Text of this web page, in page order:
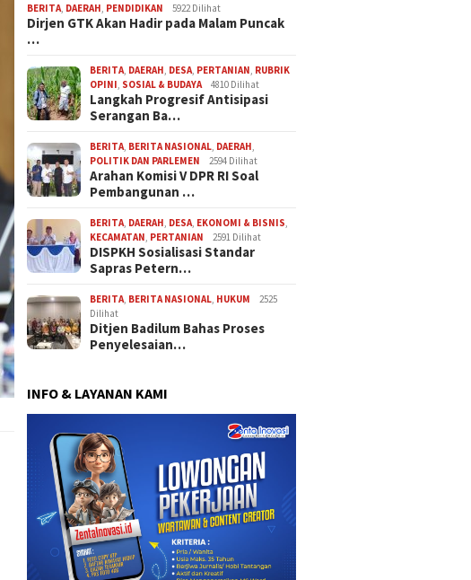
BERITA DAERAH PENDIDIKAN 5922 Dilihat
Dirjen GTK Akan Hadir pada Malam Puncak
…
BERITA DAERAH DESA PERTANIAN RUBRIK
OPINI SOSIAL & BUDAYA 4810 Dilihat
Langkah Progresif Antisipasi
Serangan Ba…
BERITA BERITA NASIONAL DAERAH
POLITIK DAN PARLEMEN
2594 Dilihat
Arahan Komisi V DPR RI Soal
Pembangunan …
BERITA DAERAH DESA EKONOMI & BISNIS
KECAMATAN PERTANIAN 2591 Dilihat
DISPKH Sosialisasi Standar
Sapras Petern…
BERITA BERITA NASIONAL HUKUM
2525
Dilihat
Ditjen Badilum Bahas Proses
Penyelesaian…
INFO & LAYANAN KAMI